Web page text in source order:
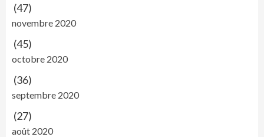
(47)
novembre 2020
(45)
octobre 2020
(36)
septembre 2020
(27)
août 2020